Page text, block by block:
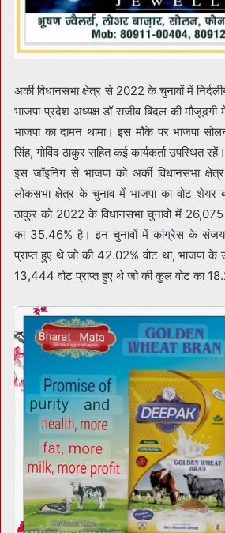
अर्की विधानसभा क्षेत्र से 2022 के चुनावों में
भाजपा प्रदेश अध्यक्ष डॉ राजीव बिंदल की
भाजपा का दामन थामा। इस मौके पर भाजपा
सिंह, गोविंद ठाकुर सहित कई कार्यकर्ता उपस्थित रहें।
इस जॉइनिंग से भाजपा को अर्की विधानसभा
लोकसभा क्षेत्र के चुनाव में भाजपा का वोट शेयर
ठाकुर को 2022 के विधानसभा चुनावो में
का 35.46% है। इन चुनावों में कांग्रेस के
प्राप्त हुए थे जो की 42.02% वोट था, भाजपा के
13,444 वोट प्राप्त हुए थे जो की कुल वोट का